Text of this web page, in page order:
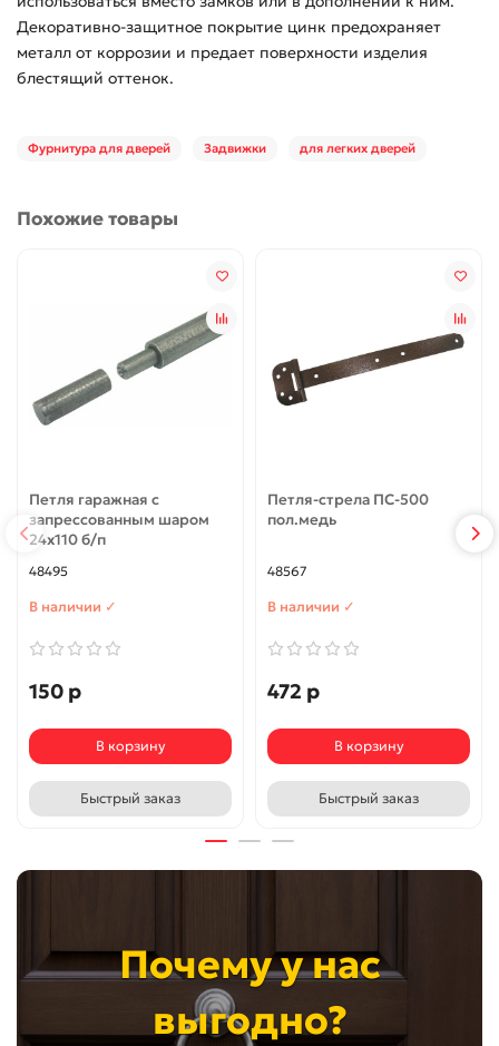
Декоративно-защитное покрытие цинк предохраняет
металл от коррозии и предает поверхности изделия
блестящий оттенок.
Фурнитура для дверей Задвижки для легких дверей
Похожие товары
Петля гаражная с
запрессованным шаром
24х110 б/п
48495
В наличии ✓
150 р
В корзину
Быстрый заказ
Петля-стрела ПС-500
пол.медь
48567
В наличии ✓
472 р
В корзину
Быстрый заказ
Почему у нас
выгодно?